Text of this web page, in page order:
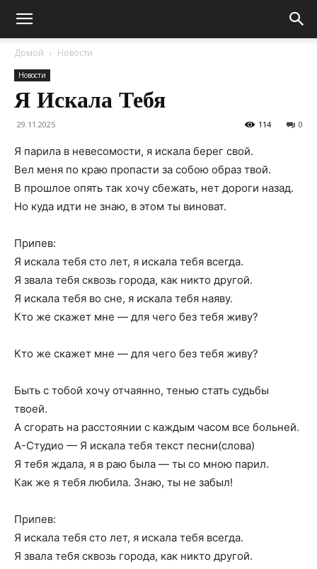
Домой Новости
Новости
Я Искала Тебя
29.11.2025 0
114
Я парила в невесомости, я искала берег свой.
Вел меня по краю пропасти за собою образ твой.
В прошлое опять так хочу сбежать, нет дороги назад.
Но куда идти не знаю, в этом ты виноват.
Припев:
Я искала тебя сто лет, я искала тебя всегда.
Я звала тебя сквозь города, как никто другой.
Я искала тебя во сне, я искала тебя наяву.
Кто же скажет мне — для чего без тебя живу?
Кто же скажет мне — для чего без тебя живу?
Быть с тобой хочу отчаянно, тенью стать судьбы
твоей.
А сгорать на расстоянии с каждым часом все больней.
А-Студио — Я искала тебя текст песни(слова)
Я тебя ждала, я в раю была — ты со мною парил.
Как же я тебя любила. Знаю, ты не забыл!
Припев:
Я искала тебя сто лет, я искала тебя всегда.
Я звала тебя сквозь города, как никто другой.